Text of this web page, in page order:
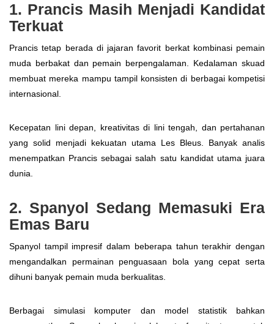
1. Prancis Masih Menjadi Kandidat
Terkuat
Prancis tetap berada di jajaran favorit berkat kombinasi pemain
muda berbakat dan pemain berpengalaman. Kedalaman skuad
membuat mereka mampu tampil konsisten di berbagai kompetisi
internasional.
Kecepatan lini depan, kreativitas di lini tengah, dan pertahanan
yang solid menjadi kekuatan utama Les Bleus. Banyak analis
menempatkan Prancis sebagai salah satu kandidat utama juara
dunia.
2. Spanyol Sedang Memasuki Era
Emas Baru
Spanyol tampil impresif dalam beberapa tahun terakhir dengan
mengandalkan permainan penguasaan bola yang cepat serta
dihuni banyak pemain muda berkualitas.
Berbagai simulasi komputer dan model statistik bahkan